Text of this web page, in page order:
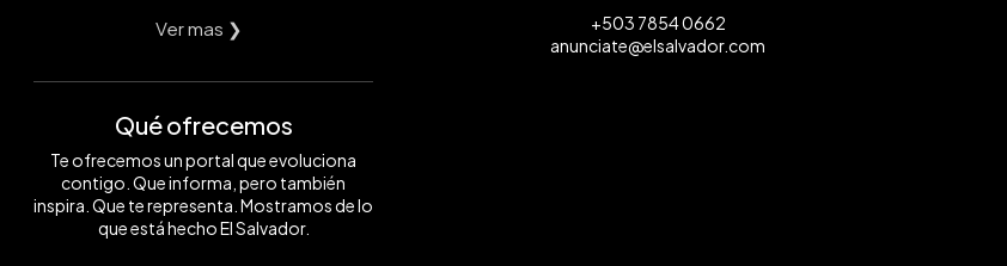
Ver mas ❯
Qué ofrecemos
Te ofrecemos un portal que evoluciona
contigo. Que informa, pero también
inspira. Que te representa. Mostramos de lo
que está hecho El Salvador.
+503 7854 0662
anunciate@elsalvador.com